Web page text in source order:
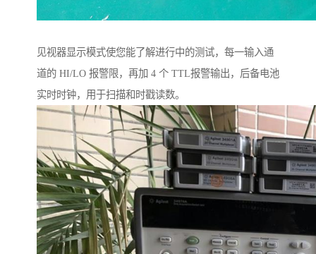
见视器显示模式使您能了解进行中的测试，每一输入通
道的 HI/LO 报警限，再加 4 个 TTL报警输出，后备电池
实时时钟，用于扫描和时戳读数。